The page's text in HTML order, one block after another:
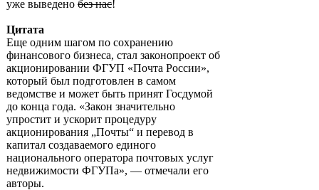
уже выведено без нас!
Цитата
Еще одним шагом по сохранению
финансового бизнеса, стал законопроект об
акционировании ФГУП «Почта России»,
который был подготовлен в самом
ведомстве и может быть принят Госдумой
до конца года. «Закон значительно
упростит и ускорит процедуру
акционирования „Почты“ и перевод в
капитал создаваемого единого
национального оператора почтовых услуг
недвижимости ФГУПа», — отмечали его
авторы.